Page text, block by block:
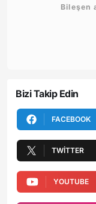
Bileşen
Bizi Takip Edin
FACEBOOK
TWITTER
YOUTUBE